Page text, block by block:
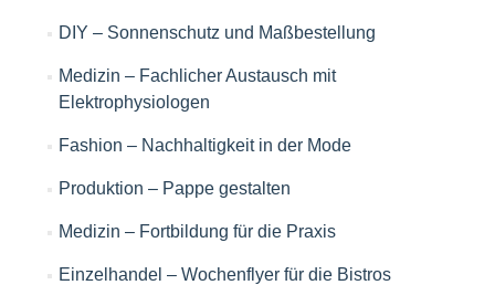
DIY – Sonnenschutz und Maßbestellung
Medizin – Fachlicher Austausch mit
Elektrophysiologen
Fashion – Nachhaltigkeit in der Mode
Produktion – Pappe gestalten
Medizin – Fortbildung für die Praxis
Einzelhandel – Wochenflyer für die Bistros